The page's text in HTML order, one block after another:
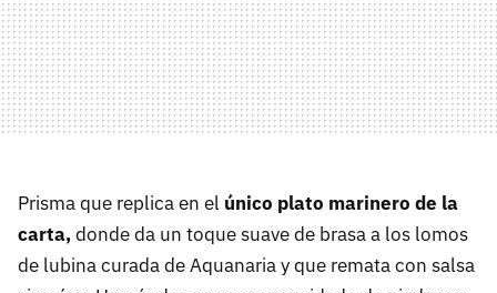
Prisma que replica en el único plato marinero de la
carta,donde da un toque suave de brasa a los lomos
de lubina curada de Aquanaria y que remata con salsa